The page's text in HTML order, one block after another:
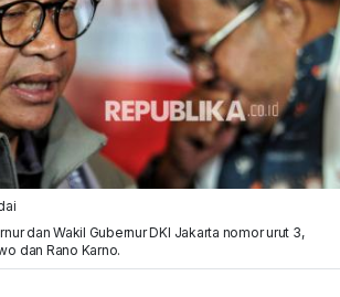
dan Wakil Gubernur DKI Jakarta nomor urut 3,
dan Rano Karno.